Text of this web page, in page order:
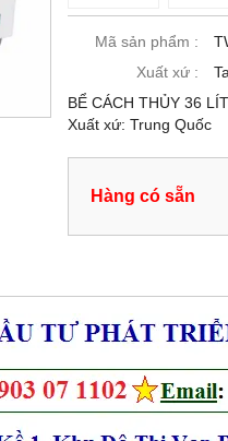
Mã sản phẩm :
Xuất xứ :
BỂ CÁCH THỦY 36
Xuất xứ: Trung Quốc
Hàng có sẵn